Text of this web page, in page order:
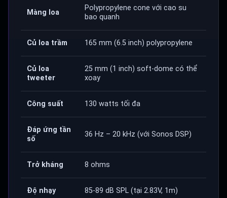
Màng loa
Polypropylene cone với cao su
bao quanh
Củ loa trầm 165 mm (6.5 inch) polypropylene
Củ loa
tweeter
25 mm (1 inch) soft-dome có thể
xoay
Công suất 130 watts tối đa
Đáp ứng tần
số
36 Hz – 20 kHz (với Sonos DSP)
Trở kháng 8 ohms
Độ nhạy 85-89 dB SPL (tại 2.83V, 1m)